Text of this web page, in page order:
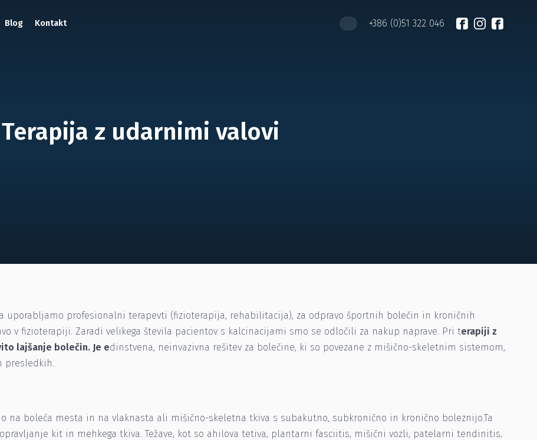
Blog Kontakt +386 (0)51 322 046
Terapija z udarnimi valovi
uporabljamo profesionalni terapevti (fizioterapija, rehabilitacija), za odpravo športnih bolečin in kroničnih
v fizioterapiji. Zaradi velikega števila pacientov s kalcinacijami smo se odločili za nakup naprave. Pri terapiji z
lajšanje bolečin. Je edinstvena, neinvazivna rešitev za bolečine, ki so povezane z mišično-skeletnim sistemom,
presledkih.
na boleča mesta in na vlaknasta ali mišično-skeletna tkiva s subakutno, subkronično in kronično boleznijo.Ta
kit in mehkega tkiva. Težave, kot so ahilova tetiva, plantarni fasciitis, mišični vozli, patelarni tendinitis,